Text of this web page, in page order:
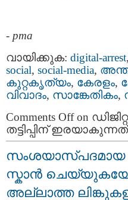
- pma
വായിക്കുക: digital-arrest,
social, social-media,
കുറ്റകൃത്യം, കേരളം,
വിവാദം, സാങ്കേതികം,
Comments Offon
തട്ടിപ്പിന്‌
സ്കാൻ
അല്ലാത്ത